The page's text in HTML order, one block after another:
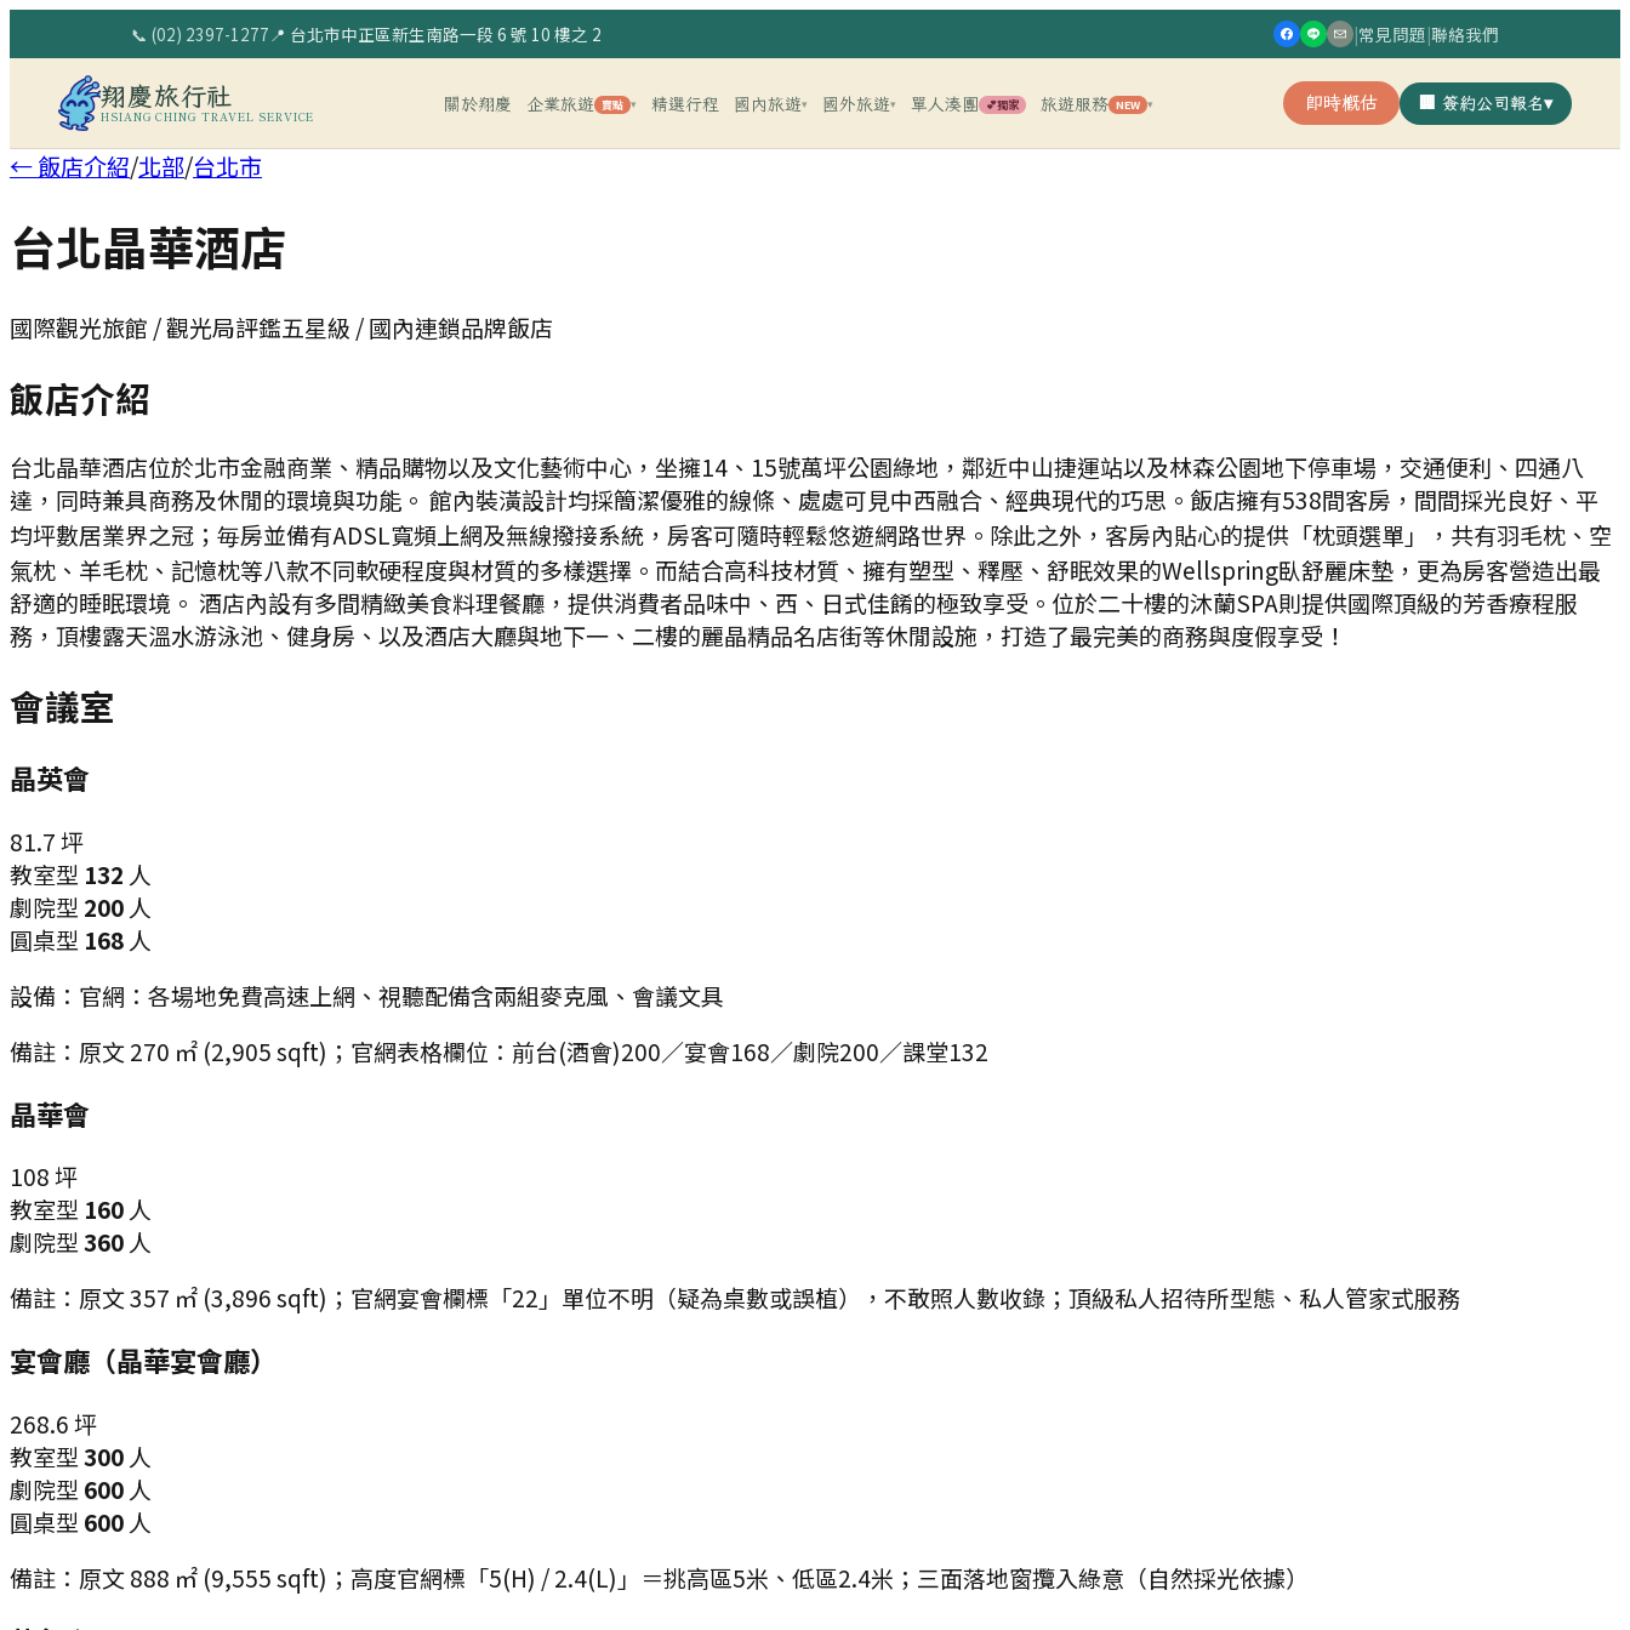
📞 (02) 2397-1277📍 台北市中正區新生南路一段 6 號 10 樓之 2 |常見問題|聯絡我們
翔慶旅行社
HSIANG CHING TRAVEL SERVICE
關於翔慶 企業旅遊 賣點 ▾ 精選行程 國內旅遊▾ 國外旅遊▾ 單人湊團 💕獨家 旅遊服務 NEW ▾ 即時概估 🏢 簽約公司報名▾
← 飯店介紹/北部/台北市
台北晶華酒店
國際觀光旅館 / 觀光局評鑑五星級 / 國內連鎖品牌飯店
飯店介紹
台北晶華酒店位於北市金融商業、精品購物以及文化藝術中心，坐擁14、15號萬坪公園綠地，鄰近中山捷運站以及林森公園地下停車場，交通便利、四通八
達，同時兼具商務及休閒的環境與功能。 館內裝潢設計均採簡潔優雅的線條、處處可見中西融合、經典現代的巧思。飯店擁有538間客房，間間採光良好、平
均坪數居業界之冠；毎房並備有ADSL寬頻上網及無線撥接系統，房客可隨時輕鬆悠遊網路世界。除此之外，客房內貼心的提供「枕頭選單」，共有羽毛枕、空
氣枕、羊毛枕、記憶枕等八款不同軟硬程度與材質的多樣選擇。而結合高科技材質、擁有塑型、釋壓、舒眠效果的Wellspring臥舒麗床墊，更為房客營造出最
舒適的睡眠環境。 酒店內設有多間精緻美食料理餐廳，提供消費者品味中、西、日式佳餚的極致享受。位於二十樓的沐蘭SPA則提供國際頂級的芳香療程服
務，頂樓露天溫水游泳池、健身房、以及酒店大廳與地下一、二樓的麗晶精品名店街等休閒設施，打造了最完美的商務與度假享受！
會議室
晶英會
81.7坪
教室型 132 人
劇院型 200 人
圓桌型 168 人
設備： 官網：各場地免費高速上網、視聽配備含兩組麥克風、會議文具
備註： 原文 270 ㎡ (2,905 sqft)；官網表格欄位：前台(酒會)200／宴會168／劇院200／課堂132
晶華會
108坪
教室型 160 人
劇院型 360 人
備註： 原文 357 ㎡ (3,896 sqft)；官網宴會欄標「22」單位不明（疑為桌數或誤植），不敢照人數收錄；頂級私人招待所型態、私人管家式服務
宴會廳（晶華宴會廳）
268.6坪
教室型 300 人
劇院型 600 人
圓桌型 600 人
備註： 原文 888 ㎡ (9,555 sqft)；高度官網標「5(H) / 2.4(L)」＝挑高區5米、低區2.4米；三面落地窗攬入綠意（自然採光依據）